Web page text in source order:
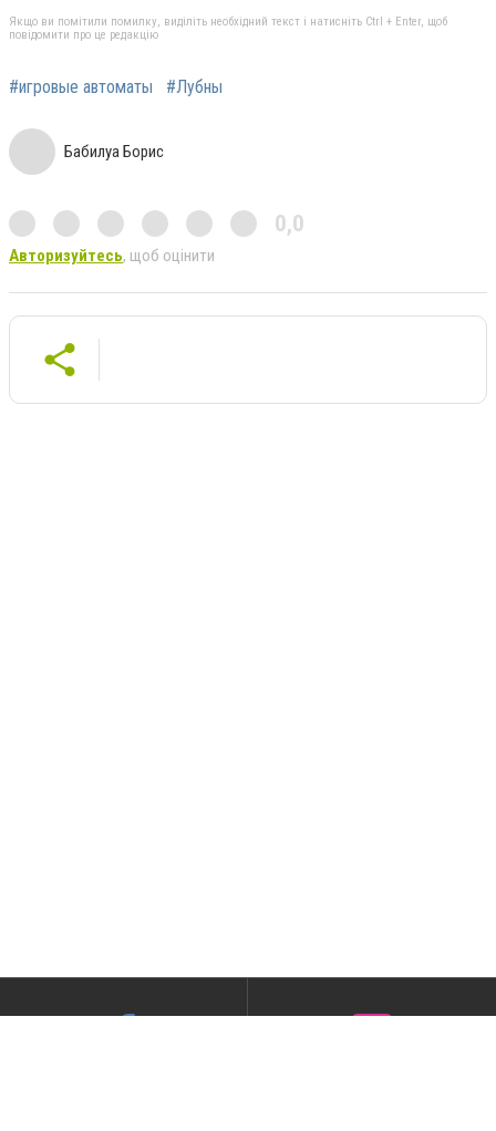
Якщо ви помітили помилку, виділіть необхідний текст і натисніть Ctrl + Enter, щоб
повідомити про це редакцію
#игровые автоматы #Лубны
Бабилуа Борис
0,0
Авторизуйтесь, щоб оцінити